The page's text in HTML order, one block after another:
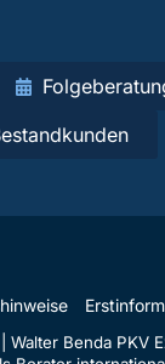
Benda